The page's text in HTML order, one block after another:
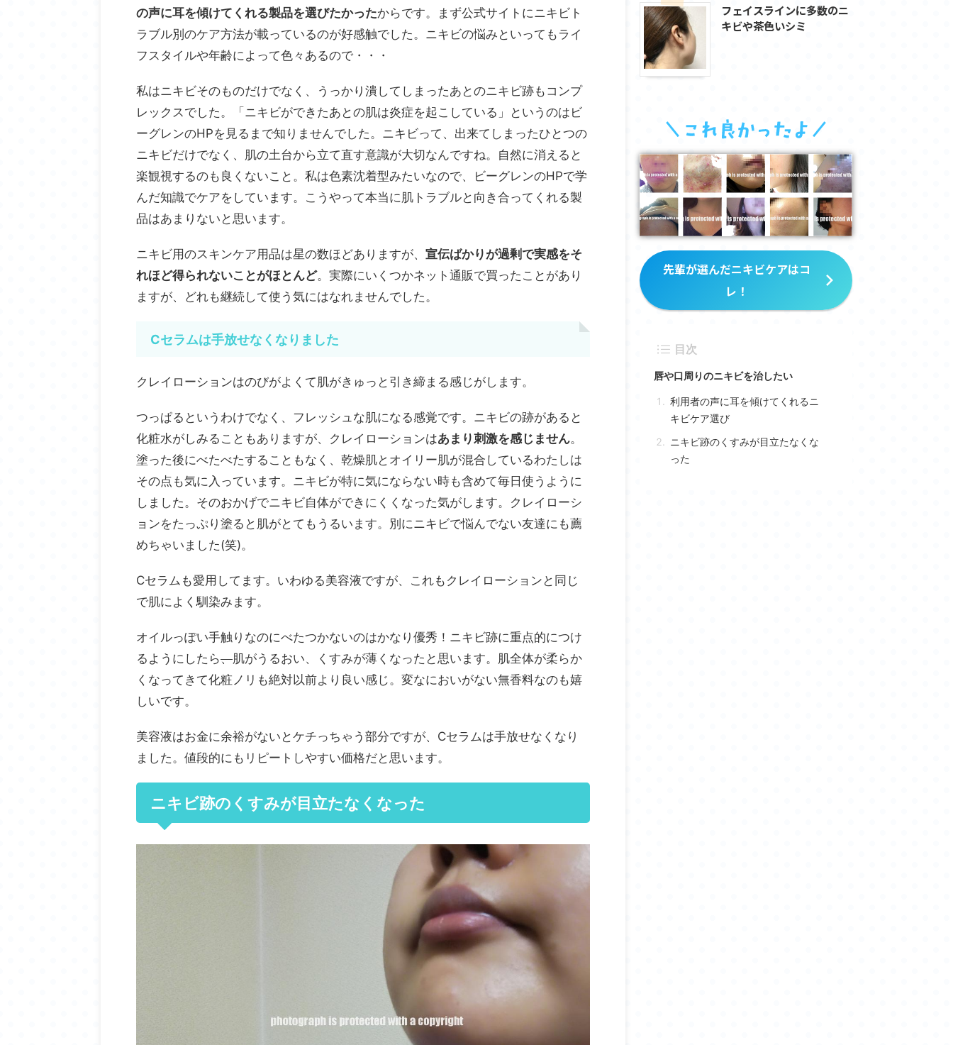
の声に耳を傾けてくれる製品を選びたかったからです。まず公式サイトにニキビト
ラブル別のケア方法が載っているのが好感触でした。ニキビの悩みといってもライ
フスタイルや年齢によって色々あるので・・・
私はニキビそのものだけでなく、うっかり潰してしまったあとのニキビ跡もコンプ
レックスでした。「ニキビができたあとの肌は炎症を起こしている」というのはビ
ーグレンのHPを見るまで知りませんでした。ニキビって、出来てしまったひとつの
ニキビだけでなく、肌の土台から立て直す意識が大切なんですね。自然に消えると
楽観視するのも良くないこと。私は色素沈着型みたいなので、ビーグレンのHPで学
んだ知識でケアをしています。こうやって本当に肌トラブルと向き合ってくれる製
品はあまりないと思います。
ニキビ用のスキンケア用品は星の数ほどありますが、 宣伝ばかりが過剰で実感をそ
れほど得られないことがほとんど。実際にいくつかネット通販で買ったことがあり
ますが、どれも継続して使う気にはなれませんでした。
Cセラムは手放せなくなりました
クレイローションはのびがよくて肌がきゅっと引き締まる感じがします。
つっぱるというわけでなく、フレッシュな肌になる感覚です。ニキビの跡があると
化粧水がしみることもありますが、クレイローションはあまり刺激を感じません。
塗った後にべたべたすることもなく、乾燥肌とオイリー肌が混合しているわたしは
その点も気に入っています。ニキビが特に気にならない時も含めて毎日使うように
しました。そのおかげでニキビ自体ができにくくなった気がします。クレイローシ
ョンをたっぷり塗ると肌がとてもうるいます。別にニキビで悩んでない友達にも薦
めちゃいました(笑)。
Cセラムも愛用してます。いわゆる美容液ですが、これもクレイローションと同じ
で肌によく馴染みます。
オイルっぽい手触りなのにべたつかないのはかなり優秀！ニキビ跡に重点的につけ
るようにしたら、肌がうるおい、くすみが薄くなったと思います。肌全体が柔らか
くなってきて化粧ノリも絶対以前より良い感じ。変なにおいがない無香料なのも嬉
しいです。
美容液はお金に余裕がないとケチっちゃう部分ですが、Cセラムは手放せなくなり
ました。値段的にもリピートしやすい価格だと思います。
ニキビ跡のくすみが目立たなくなった
フェイスラインに多数のニ
キビや茶色いシミ
先輩が選んだニキビケアはコ
レ！
目次
唇や口周りのニキビを治したい
利用者の声に耳を傾けてくれるニ
キビケア選び
ニキビ跡のくすみが目立たなくな
った